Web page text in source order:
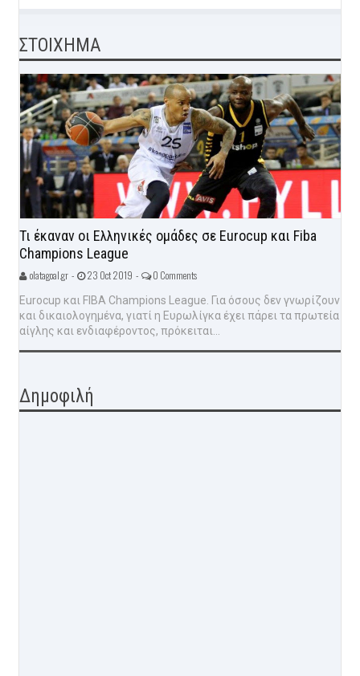
ΣΤΟΙΧΗΜΑ
Τι έκαναν οι Ελληνικές ομάδες σε Eurocup και Fiba
Champions League
olatagoal.gr - 23 Oct 2019 - 0 Comments
Eurocup και FIBA Champions League. Για όσους δεν γνωρίζουν
και δικαιολογημένα, γιατί η Ευρωλίγκα έχει πάρει τα πρωτεία
αίγλης και ενδιαφέροντος, πρόκειται...
Δημοφιλή